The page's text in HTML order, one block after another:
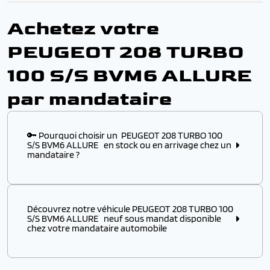
Achetez votre
PEUGEOT 208 TURBO
100 S/S BVM6 ALLURE
par mandataire
🔑 Pourquoi choisir un PEUGEOT 208 TURBO 100
S/S BVM6 ALLURE en stock ou en arrivage chez un
mandataire ?
Choisir ce modèleen stockouen arrivagechez un
✔️ D’obtenir unmodèle disponible immédiatement ,
sans attendre plusieurs mois de délai usine
attractif, négocié directement auprès des
Découvrez notre véhicule PEUGEOT 208 TURBO 100
S/S BVM6 ALLURE neuf sous mandat disponible
chez votre mandataire automobile
Découvrez notre véhicule PEUGEOT 208 TURBO 100